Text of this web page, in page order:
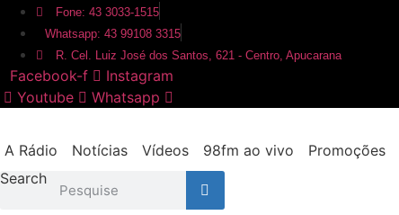
para
conteúdo
Fone: 43 3033-1515
Whatsapp: 43 99108 3315
R. Cel. Luiz José dos Santos, 621 - Centro, Apucarana
Facebook-f
Instagram
Youtube
Whatsapp
A Rádio Notícias Vídeos 98fm ao vivo Promoções
Search